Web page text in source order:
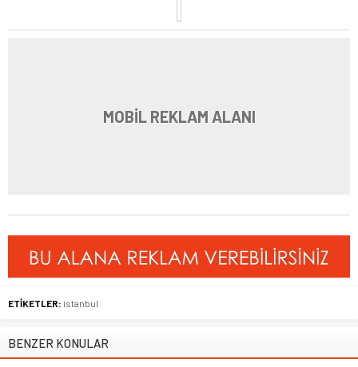
MOBİL REKLAM ALANI
ETİKETLER: istanbul
BENZER KONULAR